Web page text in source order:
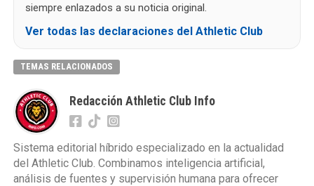
siempre enlazados a su noticia original.
Ver todas las declaraciones del Athletic Club
TEMAS RELACIONADOS
Redacción Athletic Club Info
Sistema editorial híbrido especializado en la actualidad
del Athletic Club. Combinamos inteligencia artificial,
análisis de fuentes y supervisión humana para ofrecer